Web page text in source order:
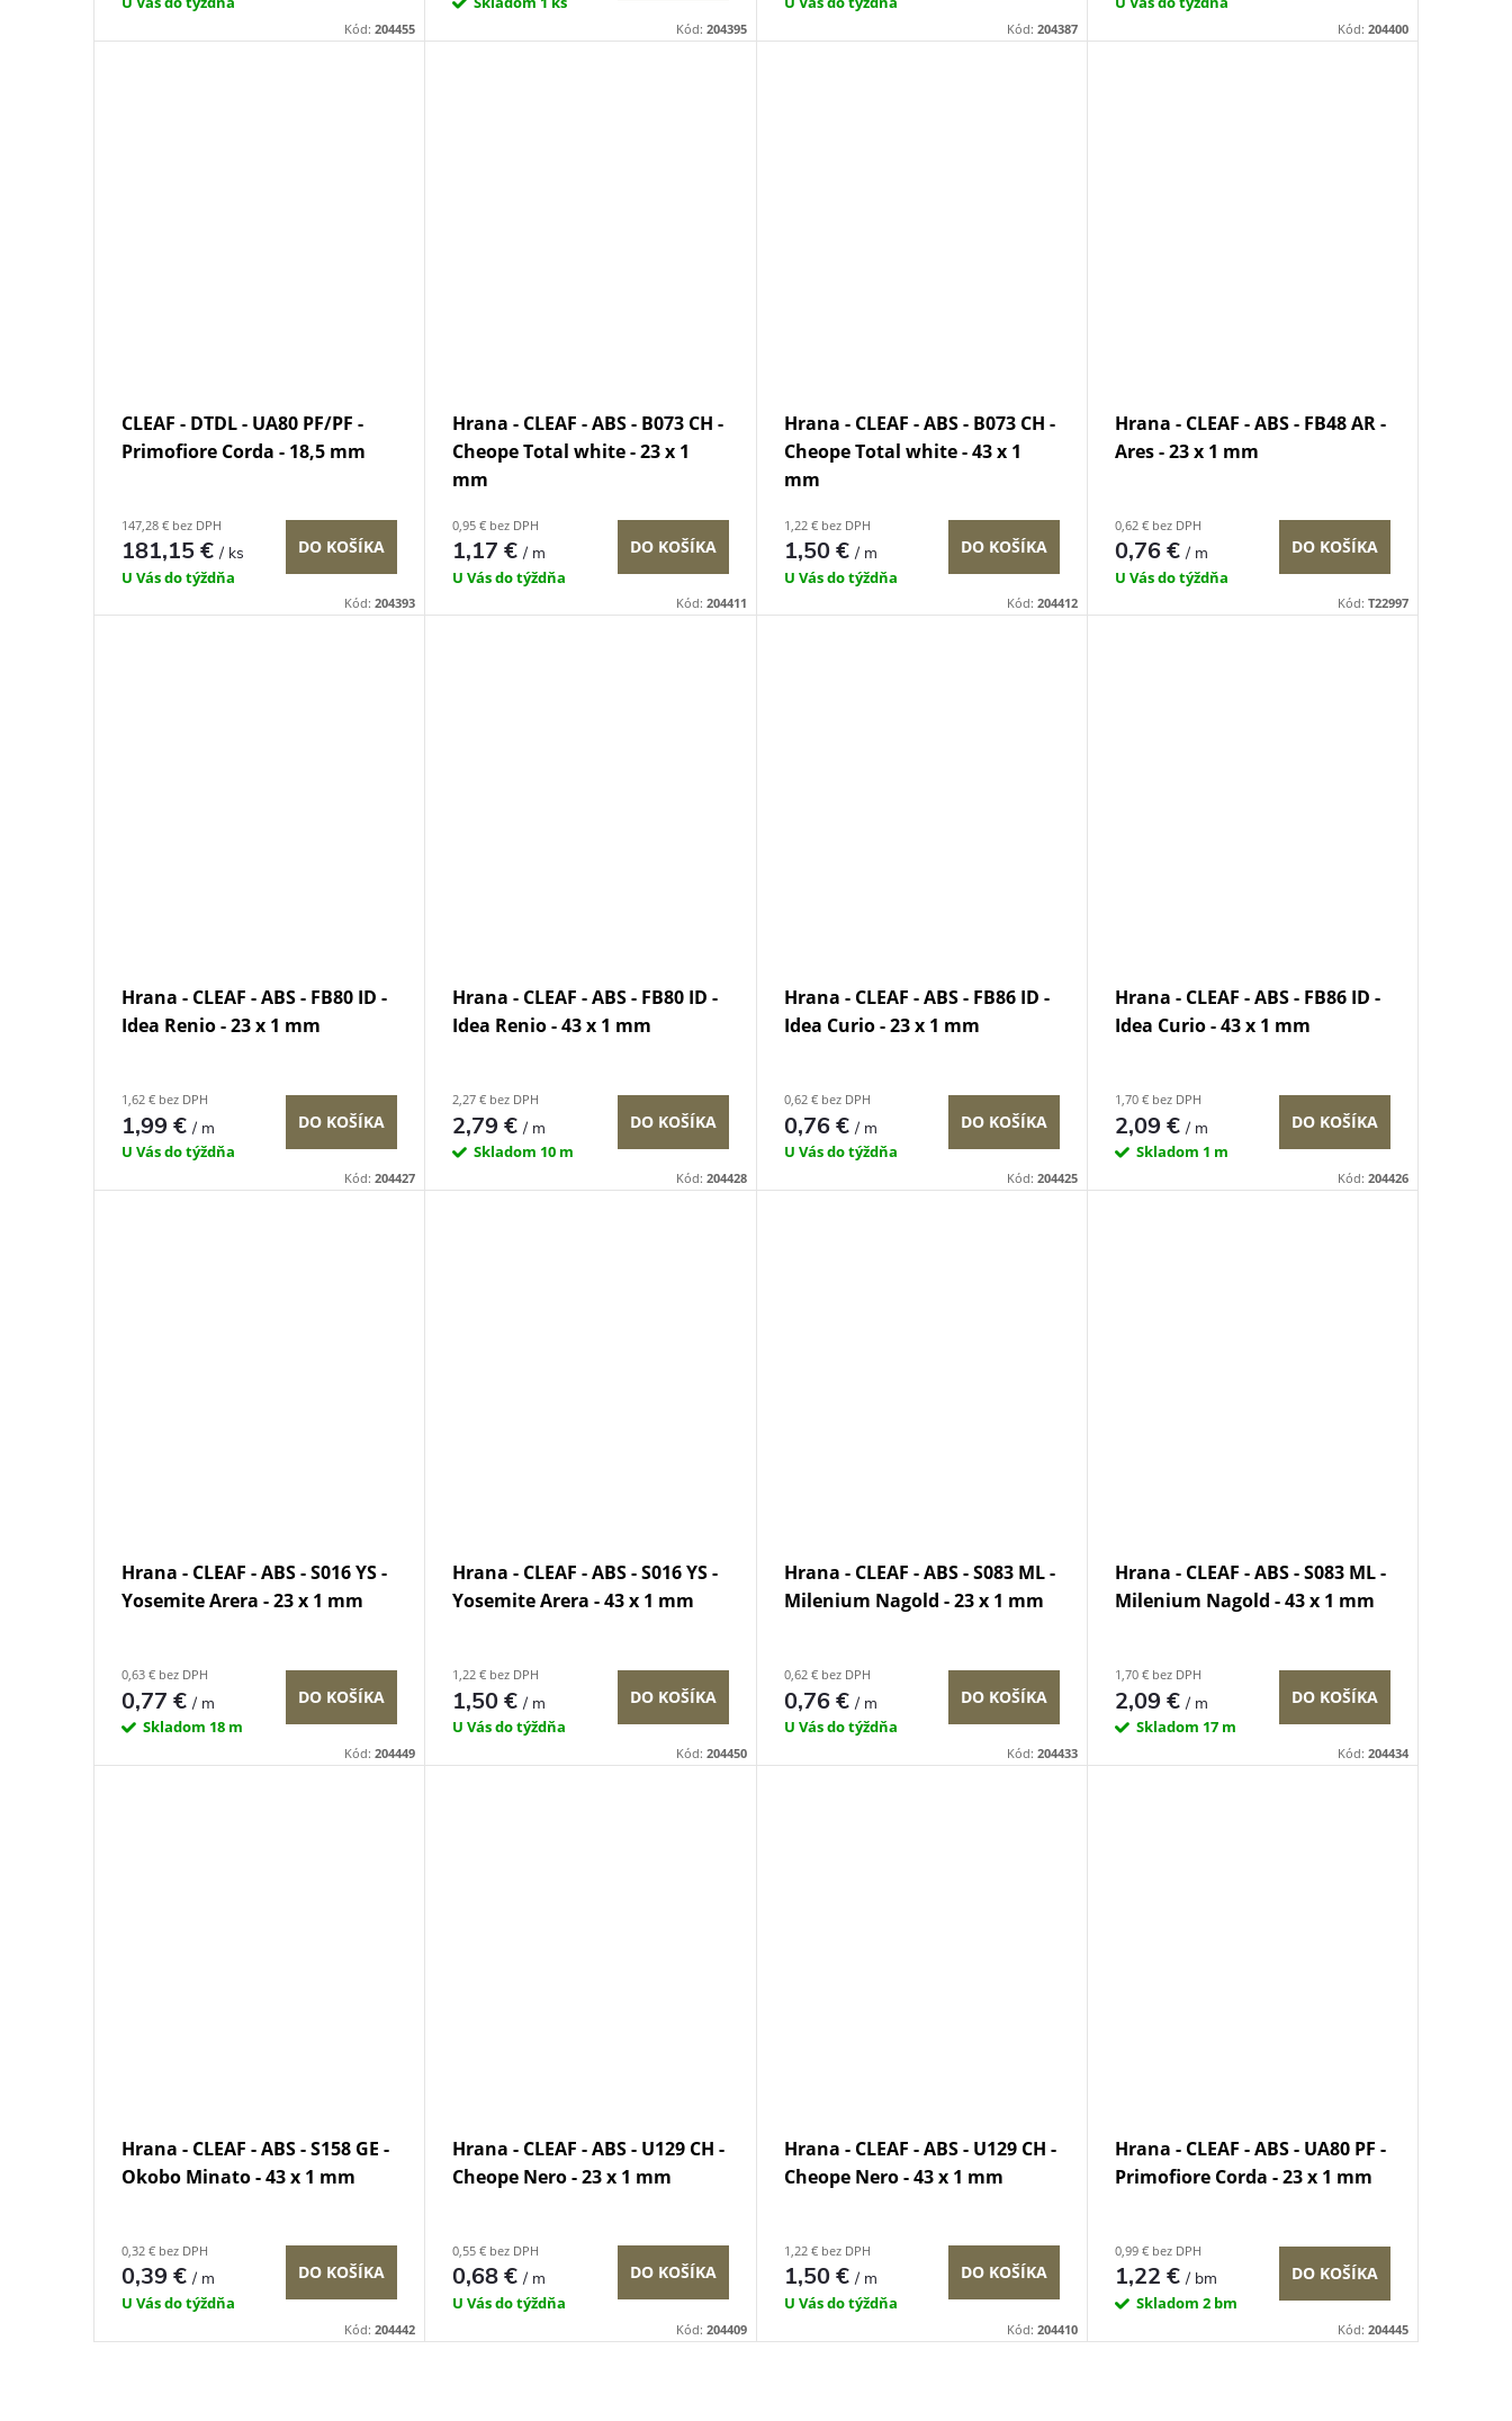
Kód:204455 Kód: 204395 Kód: 204387 Kód: 204400
CLEAF - DTDL - UA80 PF/PF -
Primofiore Corda - 18,5 mm
147,28 € bez DPH
181,15 €/ ks
U Vás do týždňa
DO KOŠÍKA
Kód:204393
Hrana - CLEAF - ABS - B073 CH -
Cheope Total white - 23 x 1
mm
0,95 € bez DPH
1,17 €/ m
U Vás do týždňa
DO KOŠÍKA
Kód: 204411
Hrana - CLEAF - ABS - B073 CH -
Cheope Total white - 43 x 1
mm
1,22 € bez DPH
1,50 €/ m
U Vás do týždňa
DO KOŠÍKA
Kód: 204412
Hrana - CLEAF - ABS - FB48 AR -
Ares - 23 x 1 mm
0,62 € bez DPH
0,76 €/ m
U Vás do týždňa
DO KOŠÍKA
Kód: T22997
Hrana - CLEAF - ABS - FB80 ID -
Idea Renio - 23 x 1 mm
1,62 € bez DPH
1,99 €/ m
U Vás do týždňa
DO KOŠÍKA
Kód:204427
Hrana - CLEAF - ABS - FB80 ID -
Idea Renio - 43 x 1 mm
2,27 € bez DPH
2,79 €/ m
Skladom 10 m
DO KOŠÍKA
Kód: 204428
Hrana - CLEAF - ABS - FB86 ID -
Idea Curio - 23 x 1 mm
0,62 € bez DPH
0,76 €/ m
U Vás do týždňa
DO KOŠÍKA
Kód: 204425
Hrana - CLEAF - ABS - FB86 ID -
Idea Curio - 43 x 1 mm
1,70 € bez DPH
2,09 €/ m
Skladom 1 m
DO KOŠÍKA
Kód: 204426
Hrana - CLEAF - ABS - S016 YS -
Yosemite Arera - 23 x 1 mm
0,63 € bez DPH
0,77 €/ m
Skladom 18 m
DO KOŠÍKA
Kód:204449
Hrana - CLEAF - ABS - S016 YS -
Yosemite Arera - 43 x 1 mm
1,22 € bez DPH
1,50 €/ m
U Vás do týždňa
DO KOŠÍKA
Kód: 204450
Hrana - CLEAF - ABS - S083 ML -
Milenium Nagold - 23 x 1 mm
0,62 € bez DPH
0,76 €/ m
U Vás do týždňa
DO KOŠÍKA
Kód: 204433
Hrana - CLEAF - ABS - S083 ML -
Milenium Nagold - 43 x 1 mm
1,70 € bez DPH
2,09 €/ m
Skladom 17 m
DO KOŠÍKA
Kód: 204434
Hrana - CLEAF - ABS - S158 GE -
Okobo Minato - 43 x 1 mm
0,32 € bez DPH
0,39 €/ m
U Vás do týždňa
DO KOŠÍKA
Kód:204442
Hrana - CLEAF - ABS - U129 CH -
Cheope Nero - 23 x 1 mm
0,55 € bez DPH
0,68 €/ m
U Vás do týždňa
DO KOŠÍKA
Kód: 204409
Hrana - CLEAF - ABS - U129 CH -
Cheope Nero - 43 x 1 mm
1,22 € bez DPH
1,50 €/ m
U Vás do týždňa
DO KOŠÍKA
Kód: 204410
Hrana - CLEAF - ABS - UA80 PF -
Primofiore Corda - 23 x 1 mm
0,99 € bez DPH
1,22 €/ bm
Skladom 2 bm
DO KOŠÍKA
Kód: 204445